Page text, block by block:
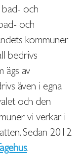
bad- och
och
kommuner
bedrivs
ägs av
även i egna
och den
vi verkar i
Sedan 2012
.